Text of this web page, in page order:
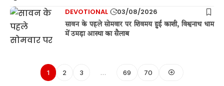
DEVOTIONAL 03/08/2026
सावन के पहले सोमवार पर शिवमय हुई काशी, विश्वनाथ धाम
में उमड़ा आस्था का सैलाब
1 2 3 … 69 70